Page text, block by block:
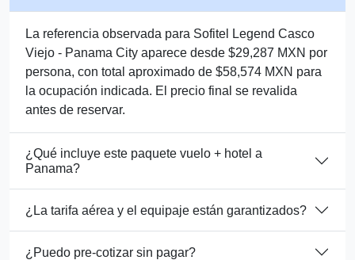
La referencia observada para Sofitel Legend Casco
Viejo - Panama City aparece desde $29,287 MXN por
persona, con total aproximado de $58,574 MXN para
la ocupación indicada. El precio final se revalida
antes de reservar.
¿Qué incluye este paquete vuelo + hotel a
Panama?
¿La tarifa aérea y el equipaje están garantizados?
¿Puedo pre-cotizar sin pagar?